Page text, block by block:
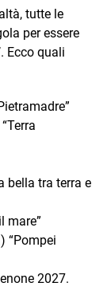
tutte le
per essere
. Ecco quali
bella tra terra e
mare”
“Pompei
2027.